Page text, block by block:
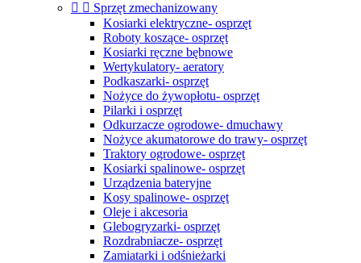
  Sprzęt zmechanizowany
Kosiarki elektryczne- osprzęt
Roboty koszące- osprzęt
Kosiarki ręczne bębnowe
Wertykulatory- aeratory
Podkaszarki- osprzęt
Nożyce do żywopłotu- osprzęt
Pilarki i osprzęt
Odkurzacze ogrodowe- dmuchawy
Nożyce akumatorowe do trawy- osprzęt
Traktory ogrodowe- osprzęt
Kosiarki spalinowe- osprzęt
Urządzenia bateryjne
Kosy spalinowe- osprzęt
Oleje i akcesoria
Glebogryzarki- osprzęt
Rozdrabniacze- osprzęt
Zamiatarki i odśnieżarki